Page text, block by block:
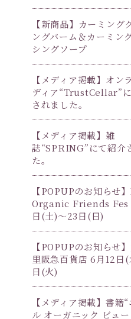
【新商品】カーミング
ングバーム＆カーミン
シングソープ
【メディア掲載】オン
ディア“TrustCellar”
されました。
【メディア掲載】雑
誌“SPRING”にて紹介
た。
【POPUPのお知らせ
Organic Friends Fes
日(土)〜23日(日)
【POPUPのお知らせ
里阪急百貨店 6月12日(
日(火)
【メディア掲載】書籍
ル オーガニック ビュー